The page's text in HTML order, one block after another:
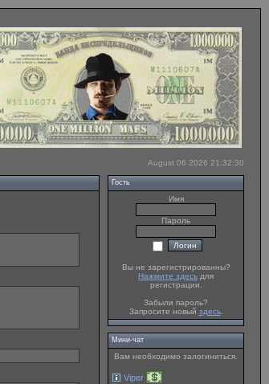
August 06 2026 21:32:30
Гость
Имя
Пароль
Вы не зарегистрированны?
Нажмите здесь для
регистрации.
Забыли пароль?
Запросите новый здесь.
Мини-чат
Вам необходимо залогиниться.
Viper